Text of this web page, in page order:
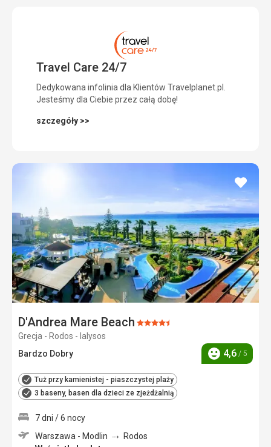
Travel Care 24/7
Dedykowana infolinia dla Klientów Travelplanet.pl.
Jesteśmy dla Ciebie przez całą dobę!
szczegóły >>
D'Andrea Mare Beach Ocena:
Grecja - Rodos - Ialysos
Bardzo Dobry
Ocena
4,6 / 5
Tuż przy kamienistej - piaszczystej plaży
3 baseny, basen dla dzieci ze zjeżdżalnią
dodaj
do
7 dni / 6 nocy
Warszawa - Modlin
Rodos